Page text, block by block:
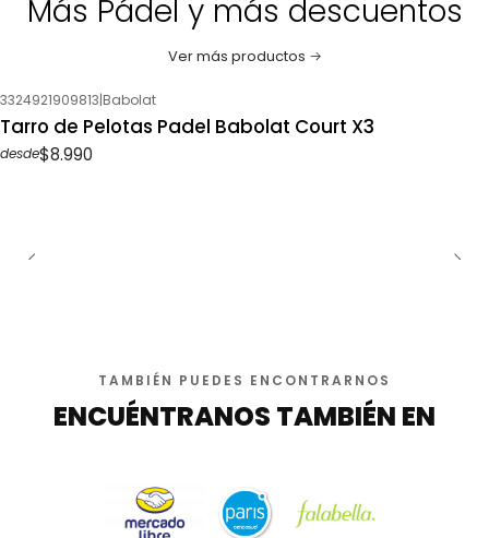
Más Pádel y más descuentos
Ver más productos
3324921909813|Babolat
Tarro de Pelotas Padel Babolat Court X3
desde$8.990
TAMBIÉN PUEDES ENCONTRARNOS
ENCUÉNTRANOS TAMBIÉN EN